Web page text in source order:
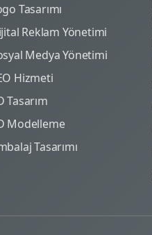
Tasarımı
Reklam Yönetimi
Medya Yönetimi
Hizmeti
Tasarım
Modelleme
Tasarımı